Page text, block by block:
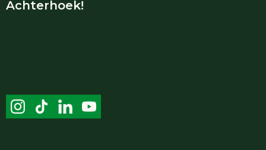
Achterhoek!